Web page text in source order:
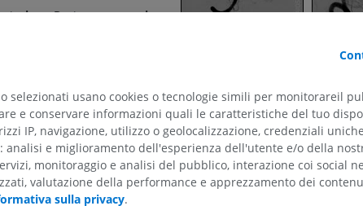
Parte precomunicante; Segmento P1
Segmento P3
Segmento P4
SUPERIORE ARTO INFERIORE
selezionati usano cookies o tecnologie simili per monitorareil
e conservare informazioni quali le caratteristiche del tuo
IP, navigazione, utilizzo o geolocalizzazione, credenziali
e miglioramento dell'esperienza dell'utente e/o della
monitoraggio e analisi del pubblico, interazione coi social
valutazione della performance e apprezzamento dei
sulla privacy.